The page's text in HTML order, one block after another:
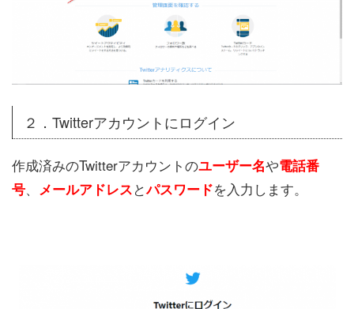
２．Twitterアカウントにログイン
作成済みのTwitterアカウントのユーザー名や電話番
号、 メールアドレスとパスワードを入力します。